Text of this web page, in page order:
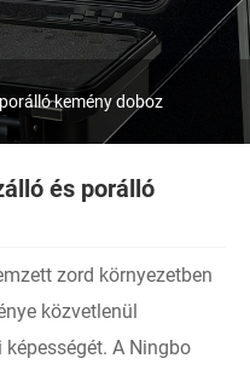
kemény doboz
és porálló
zord környezetben
közvetlenül
A Ningbo